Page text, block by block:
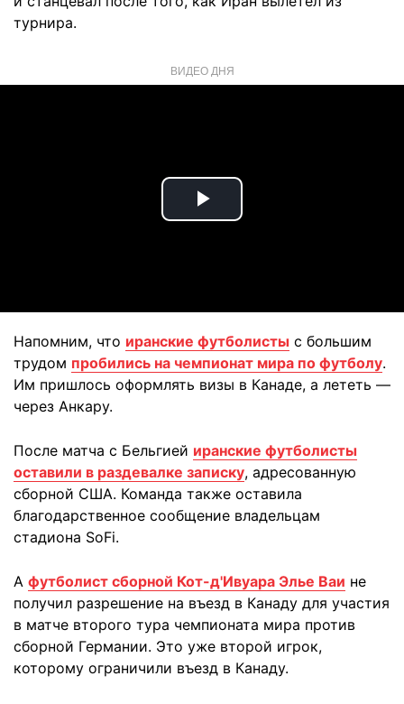
турнира.
ВИДЕО ДНЯ
Play
Напомним, что иранские футболисты с большим
трудом пробились на чемпионат мира по футболу.
Им пришлось оформлять визы в Канаде, а лететь —
через Анкару.
После матча с Бельгией иранские футболисты
оставили в раздевалке записку, адресованную
сборной США. Команда также оставила
благодарственное сообщение владельцам
стадиона SoFi.
А футболист сборной Кот-д'Ивуара Элье Ваи не
получил разрешение на въезд в Канаду для участия
в матче второго тура чемпионата мира против
сборной Германии. Это уже второй игрок,
которому ограничили въезд в Канаду.